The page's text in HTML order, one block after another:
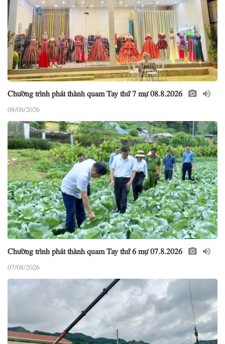
Chường trình phát thành quam Tay thứ 7 mự 08.8.2026
08/08/2026
Chường trình phát thành quam Tay thứ 6 mự 07.8.2026
07/08/2026